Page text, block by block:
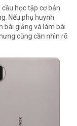
học tập cơ bản
Nếu phụ huynh
bài giảng và làm bài
cũng cần nhìn rõ